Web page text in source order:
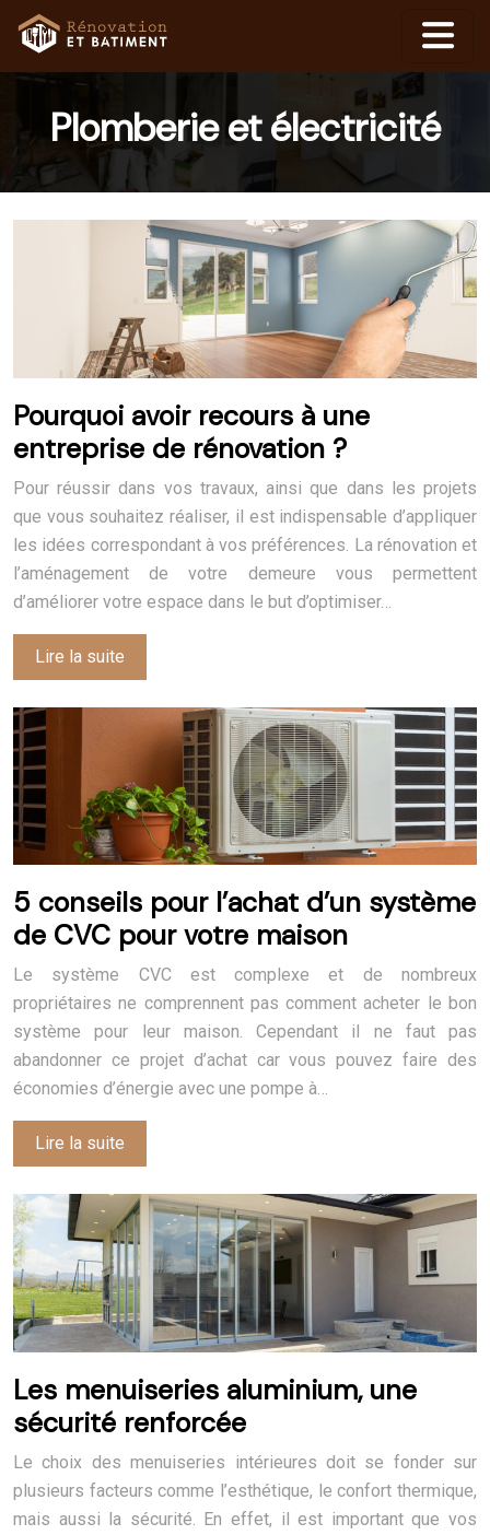
Plomberie et électricité
Pourquoi avoir recours à une
entreprise de rénovation ?
Pour réussir dans vos travaux, ainsi que dans les projets
que vous souhaitez réaliser, il est indispensable d’appliquer
les idées correspondant à vos préférences. La rénovation et
l’aménagement de votre demeure vous permettent
d’améliorer votre espace dans le but d’optimiser…
Lire la suite
5 conseils pour l’achat d’un système
de CVC pour votre maison
Le système CVC est complexe et de nombreux
propriétaires ne comprennent pas comment acheter le bon
système pour leur maison. Cependant il ne faut pas
abandonner ce projet d’achat car vous pouvez faire des
économies d’énergie avec une pompe à…
Lire la suite
Les menuiseries aluminium, une
sécurité renforcée
Le choix des menuiseries intérieures doit se fonder sur
plusieurs facteurs comme l’esthétique, le confort thermique,
mais aussi la sécurité. En effet, il est important que vos